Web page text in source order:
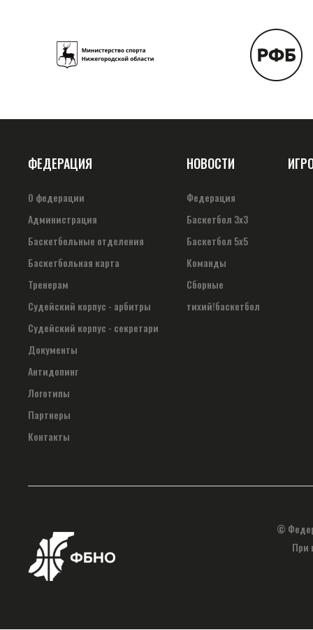
ФЕДЕРАЦИЯ
О федерации
Администрация
Баскетбольные отделения
Баскетбольная карта
Тренерам
Судейский корпус - арбитры
Судейский корпус - секретари
Документы
Антидопинг
Логотипы
Партнеры
Контакты
НОВОСТИ
Федерация
Баскетбол 3х3
Баскетбол 5х5
Команды
Сборные
тихий!баскетбол
©
При